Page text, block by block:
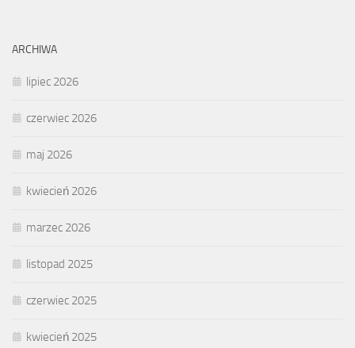
ARCHIWA
lipiec 2026
czerwiec 2026
maj 2026
kwiecień 2026
marzec 2026
listopad 2025
czerwiec 2025
kwiecień 2025